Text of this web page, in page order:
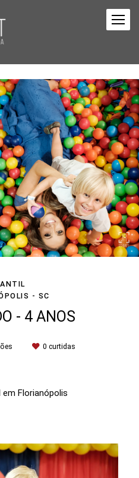
- SC
- 4 ANOS
0 curtidas
Florianópolis